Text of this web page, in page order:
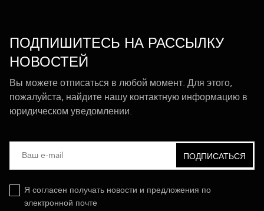
ПОДПИШИТЕСЬ НА РАССЫЛКУ
НОВОСТЕЙ
Вы можете отписаться в любой момент. Для этого,
пожалуйста, найдите нашу контактную информацию в
юридическом уведомлении.
Я согласен получать новости и предложения по
электронной почте